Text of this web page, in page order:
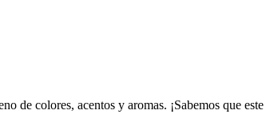
de colores, acentos y aromas. ¡Sabemos que este